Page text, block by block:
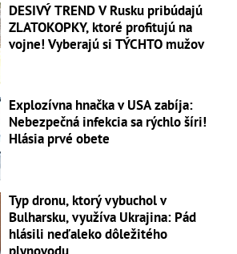
DESIVÝ TREND V Rusku pribúdajú
ZLATOKOPKY, ktoré profitujú na
vojne! Vyberajú si TÝCHTO mužov
Explozívna hnačka v USA zabíja:
Nebezpečná infekcia sa rýchlo šíri!
Hlásia prvé obete
Typ dronu, ktorý vybuchol v
Bulharsku, využíva Ukrajina: Pád
hlásili neďaleko dôležitého